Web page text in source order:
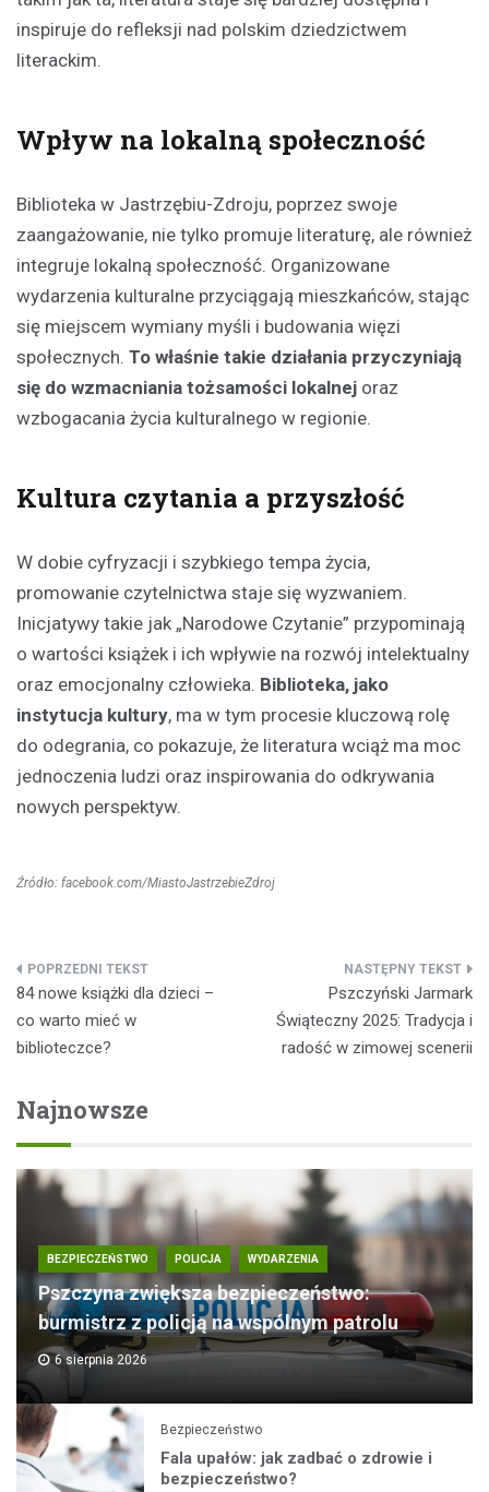
inspiruje do refleksji nad polskim dziedzictwem
literackim.
Wpływ na lokalną społeczność
Biblioteka w Jastrzębiu-Zdroju, poprzez swoje
zaangażowanie, nie tylko promuje literaturę, ale również
integruje lokalną społeczność. Organizowane
wydarzenia kulturalne przyciągają mieszkańców, stając
się miejscem wymiany myśli i budowania więzi
społecznych. To właśnie takie działania przyczyniają
się do wzmacniania tożsamości lokalnej oraz
wzbogacania życia kulturalnego w regionie.
Kultura czytania a przyszłość
W dobie cyfryzacji i szybkiego tempa życia,
promowanie czytelnictwa staje się wyzwaniem.
Inicjatywy takie jak „Narodowe Czytanie” przypominają
o wartości książek i ich wpływie na rozwój intelektualny
oraz emocjonalny człowieka. Biblioteka, jako
instytucja kultury, ma w tym procesie kluczową rolę
do odegrania, co pokazuje, że literatura wciąż ma moc
jednoczenia ludzi oraz inspirowania do odkrywania
nowych perspektyw.
Źródło: facebook.com/MiastoJastrzebieZdroj
Nawigacja
wpisu
84 nowe książki dla dzieci –
co warto mieć w
biblioteczce?
Pszczyński Jarmark
Świąteczny 2025: Tradycja i
radość w zimowej scenerii
Najnowsze
BEZPIECZEŃSTWO POLICJA WYDARZENIA
Pszczyna zwiększa bezpieczeństwo:
burmistrz z policją na wspólnym patrolu
6 sierpnia 2026
Bezpieczeństwo
Fala upałów: jak zadbać o zdrowie i
bezpieczeństwo?